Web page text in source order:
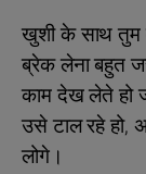
खुशी के साथ तुम
ब्रेक लेना बहुत
काम देख लेते हो
उसे टाल रहे हो,
लोगे।